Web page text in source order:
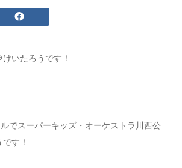
いたろうです！
でスーパーキッズ・オーケストラ川西公
す！